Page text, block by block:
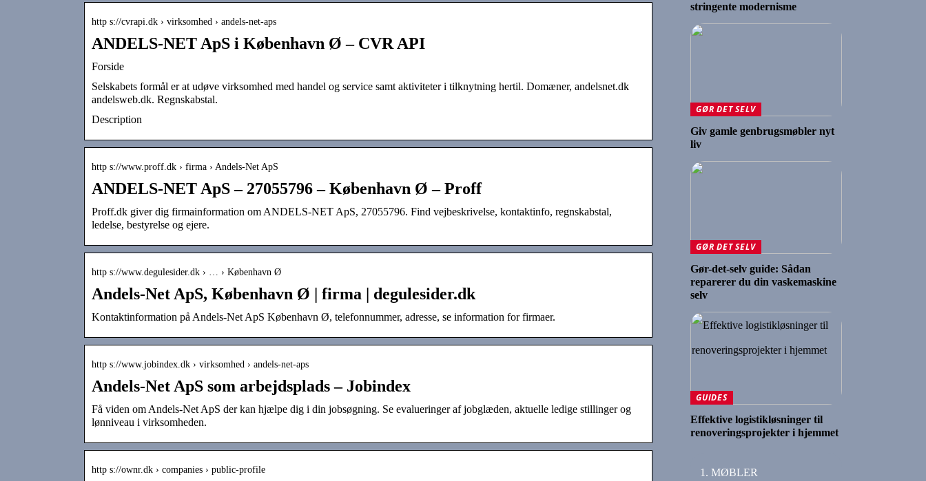
http s://cvrapi.dk › virksomhed › andels-net-aps
ANDELS-NET ApS i København Ø – CVR API
Forside
Selskabets formål er at udøve virksomhed med handel og service samt aktiviteter i tilknytning hertil. Domæner, andelsnet.dk
andelsweb.dk. Regnskabstal.
Description
http s://www.proff.dk › firma › Andels-Net ApS
ANDELS-NET ApS – 27055796 – København Ø – Proff
Proff.dk giver dig firmainformation om ANDELS-NET ApS, 27055796. Find vejbeskrivelse, kontaktinfo, regnskabstal,
ledelse, bestyrelse og ejere.
http s://www.degulesider.dk › … › København Ø
Andels-Net ApS, København Ø | firma | degulesider.dk
Kontaktinformation på Andels-Net ApS København Ø, telefonnummer, adresse, se information for firmaer.
http s://www.jobindex.dk › virksomhed › andels-net-aps
Andels-Net ApS som arbejdsplads – Jobindex
Få viden om Andels-Net ApS der kan hjælpe dig i din jobsøgning. Se evalueringer af jobglæden, aktuelle ledige stillinger og
lønniveau i virksomheden.
http s://ownr.dk › companies › public-profile
stringente modernisme
GØR DET SELV
Giv gamle genbrugsmøbler nyt
liv
GØR DET SELV
Gør-det-selv guide: Sådan
reparerer du din vaskemaskine
selv
GUIDES
Effektive logistikløsninger til
renoveringsprojekter i hjemmet
MØBLER